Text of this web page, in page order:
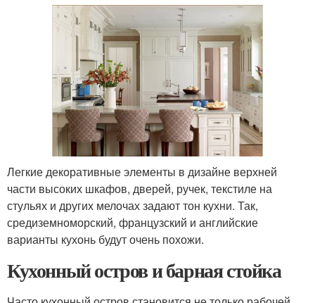
Легкие декоративные элементы в дизайне верхней
части высоких шкафов, дверей, ручек, текстиле на
стульях и других мелочах задают тон кухни. Так,
средиземноморский, французский и английские
варианты кухонь будут очень похожи.
Кухонный остров и барная стойка